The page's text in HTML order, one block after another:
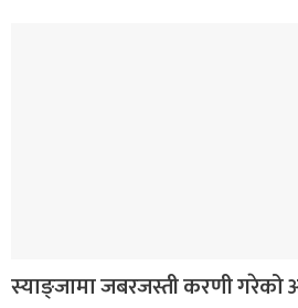
स्याङ्जामा जबरजस्ती करणी गरेको